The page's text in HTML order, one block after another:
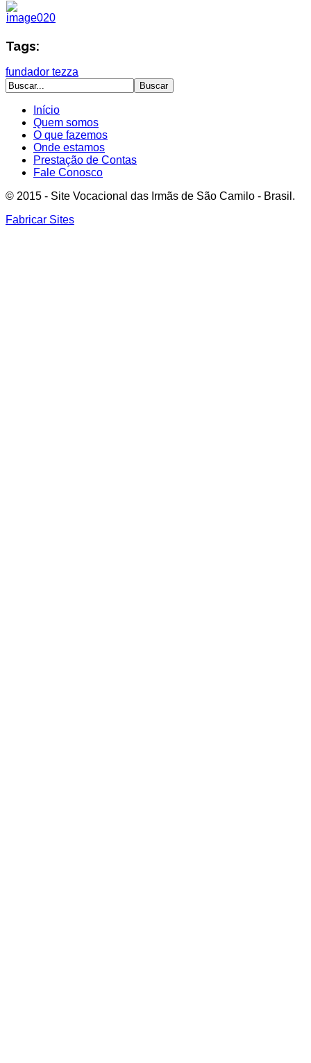
Tags:
fundador tezza
Início
Quem somos
O que fazemos
Onde estamos
Prestação de Contas
Fale Conosco
© 2015 - Site Vocacional das Irmãs de São Camilo - Brasil.
Fabricar Sites